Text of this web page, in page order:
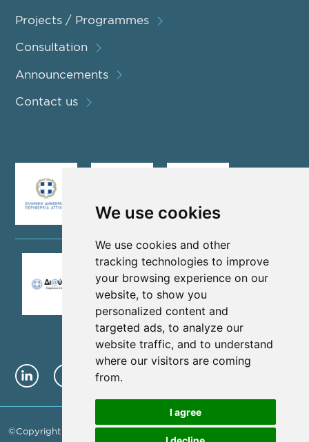
We use cookies
We use cookies and other
tracking technologies to improve
your browsing experience on our
website, to show you
personalized content and
targeted ads, to analyze our
website traffic, and to understand
where our visitors are coming
from.
I agree
Projects / Programmes
Consultation
Announcements
Contact us
©Copyright 2026 - NEW METROPOLITAN ATTICA SA | G.E.MI. No.